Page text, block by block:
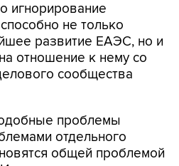
игнорирование
не только
развитие ЕАЭС, но и
отношение к нему со
сообщества
проблемы
отдельного
общей проблемой